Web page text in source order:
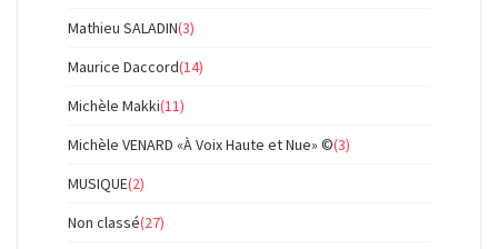
Mathieu SALADIN(3)
Maurice Daccord(14)
Michèle Makki(11)
Michèle VENARD «À Voix Haute et Nue» ©(3)
MUSIQUE(2)
Non classé(27)